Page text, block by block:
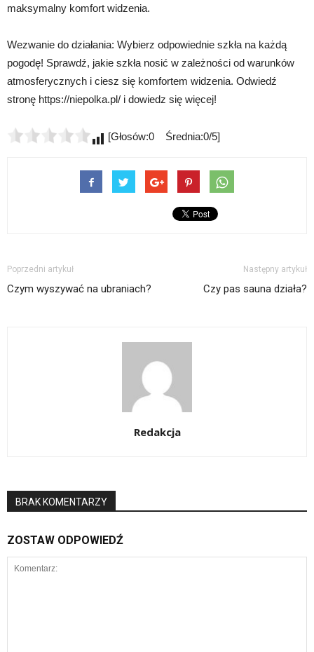
maksymalny komfort widzenia.
Wezwanie do działania: Wybierz odpowiednie szkła na każdą
pogodę! Sprawdź, jakie szkła nosić w zależności od warunków
atmosferycznych i ciesz się komfortem widzenia. Odwiedź
stronę https://niepolka.pl/ i dowiedz się więcej!
[Głosów:0 Średnia:0/5]
Poprzedni artykuł
Czym wyszywać na ubraniach?
Następny artykuł
Czy pas sauna działa?
Redakcja
BRAK KOMENTARZY
ZOSTAW ODPOWIEDŹ